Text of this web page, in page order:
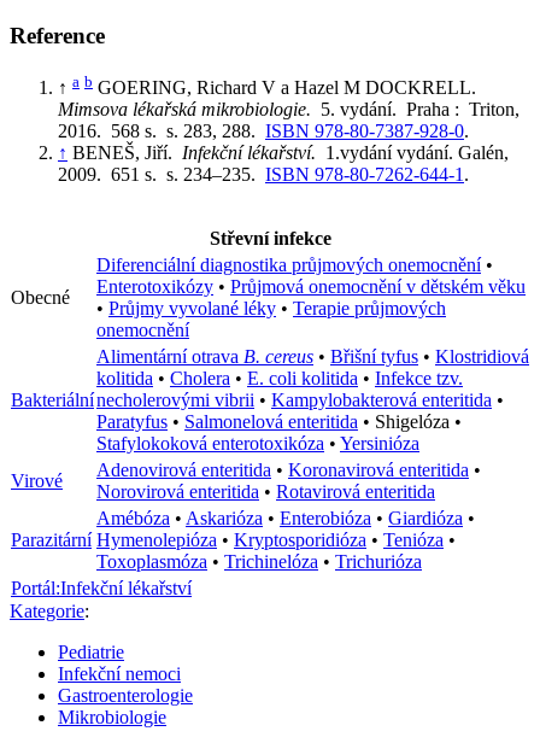
Reference
↑ a b GOERING, Richard V a Hazel M DOCKRELL.
Mimsova lékařská mikrobiologie. 5. vydání. Praha : Triton,
2016. 568 s. s. 283, 288. ISBN 978-80-7387-928-0.
↑ BENEŠ, Jiří. Infekční lékařství. 1.vydání vydání. Galén,
2009. 651 s. s. 234–235. ISBN 978-80-7262-644-1 .
Střevní infekce
Obecné
Diferenciální diagnostika průjmových onemocnění•
Enterotoxikózy • Průjmová onemocnění v dětském věku
• Průjmy vyvolané léky • Terapie průjmových
onemocnění
Bakteriální
Alimentární otrava B. cereus • Břišní tyfus • Klostridiová
kolitida • Cholera • E. coli kolitida • Infekce tzv.
necholerovými vibrii • Kampylobakterová enteritida •
Paratyfus • Salmonelová enteritida • Shigelóza •
Stafylokoková enterotoxikóza • Yersinióza
Virové
Adenovirová enteritida • Koronavirová enteritida •
Norovirová enteritida • Rotavirová enteritida
Parazitární
Amébóza • Askarióza • Enterobióza • Giardióza •
Hymenolepióza • Kryptosporidióza • Tenióza •
Toxoplasmóza • Trichinelóza • Trichurióza
Portál:Infekční lékařství
Kategorie:
Pediatrie
Infekční nemoci
Gastroenterologie
Mikrobiologie